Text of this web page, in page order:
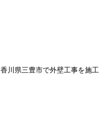
香川県三豊市で外壁工事を施